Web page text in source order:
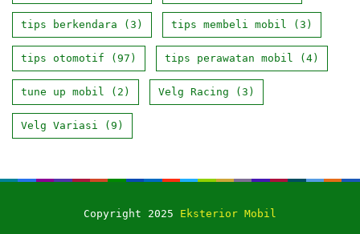
tips berkendara (3) tips membeli mobil (3)
tips otomotif (97) tips perawatan mobil (4)
tune up mobil (2) Velg Racing (3)
Velg Variasi (9)
Copyright 2025 Eksterior Mobil